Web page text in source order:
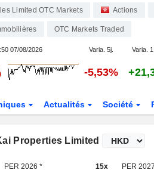
Limited OTC Markets Actions
OTC Markets Traded
07/08/2026 Varia. 5j. Varia. 1
-5,53%
Actualités Société
Properties Limited
PER 2026 * 15x PER